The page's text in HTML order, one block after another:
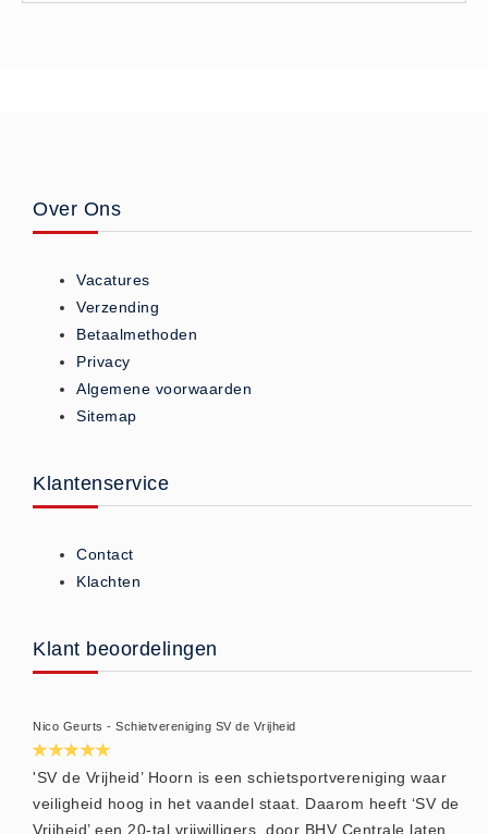
Oefenmateriaal
Accessoires Ambu (0)
Accessoires Laerdal (0)
Reanimatiepoppen -
Reanimatiepoppen Ambu (0)
Lights (0)
Reanimatiepoppen Laerdal (0)
Testgassen - Testsets
Testgassen - Testsets -
VDB
Computers (0)
Verbandmaterialen los
Over Ons
Vacatures
Verzending
Betaalmethoden
Privacy
Algemene voorwaarden
Sitemap
Klantenservice
Contact
Klachten
Klant beoordelingen
Nico Geurts - Schietvereniging SV de Vrijheid
'SV de Vrijheid’ Hoorn is een schietsportvereniging waar
veiligheid hoog in het vaandel staat. Daarom heeft ‘SV de
Vrijheid’ een 20-tal vrijwilligers, door BHV Centrale laten